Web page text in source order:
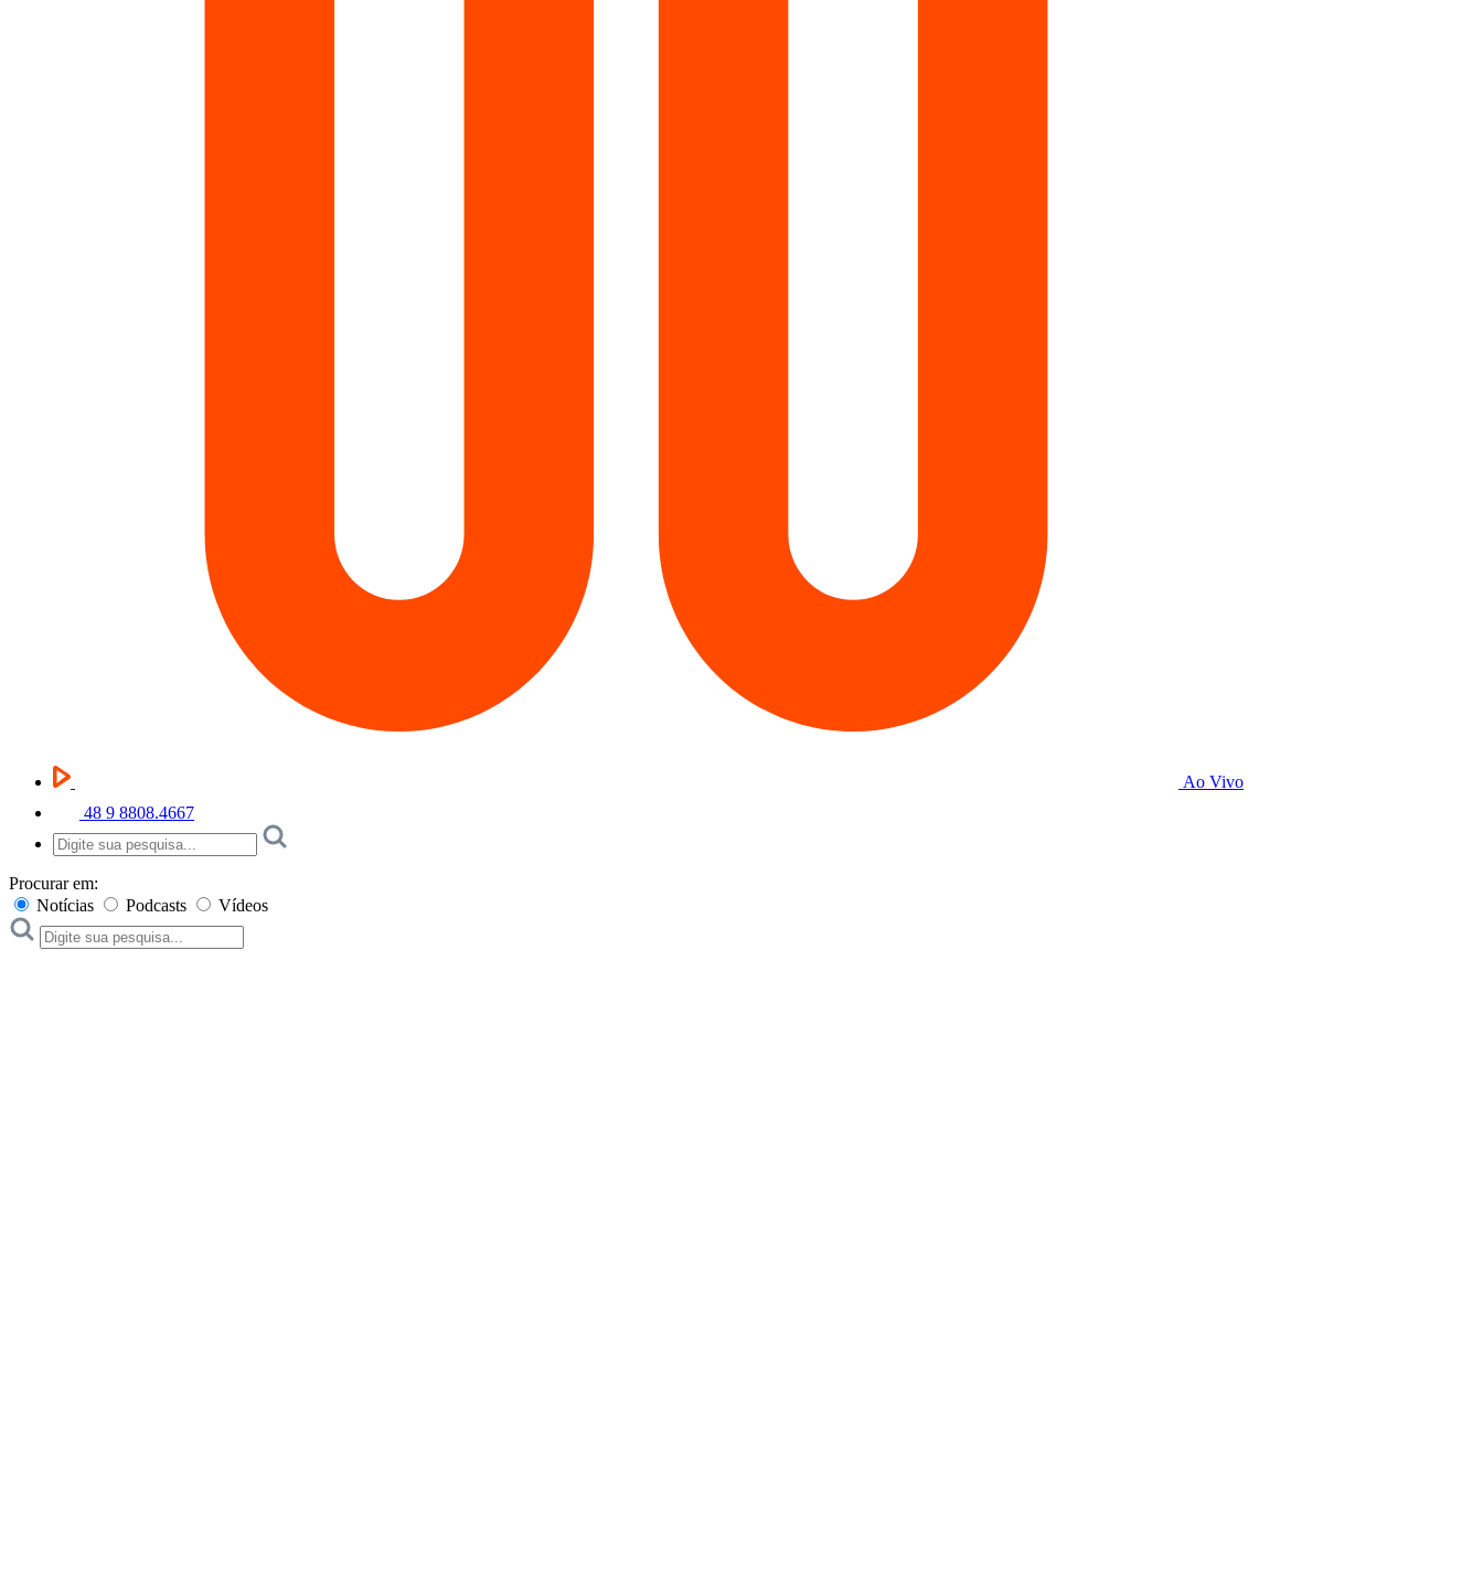
Ao Vivo
48 9 8808.4667
Procurar em:
Notícias
Podcasts Vídeos